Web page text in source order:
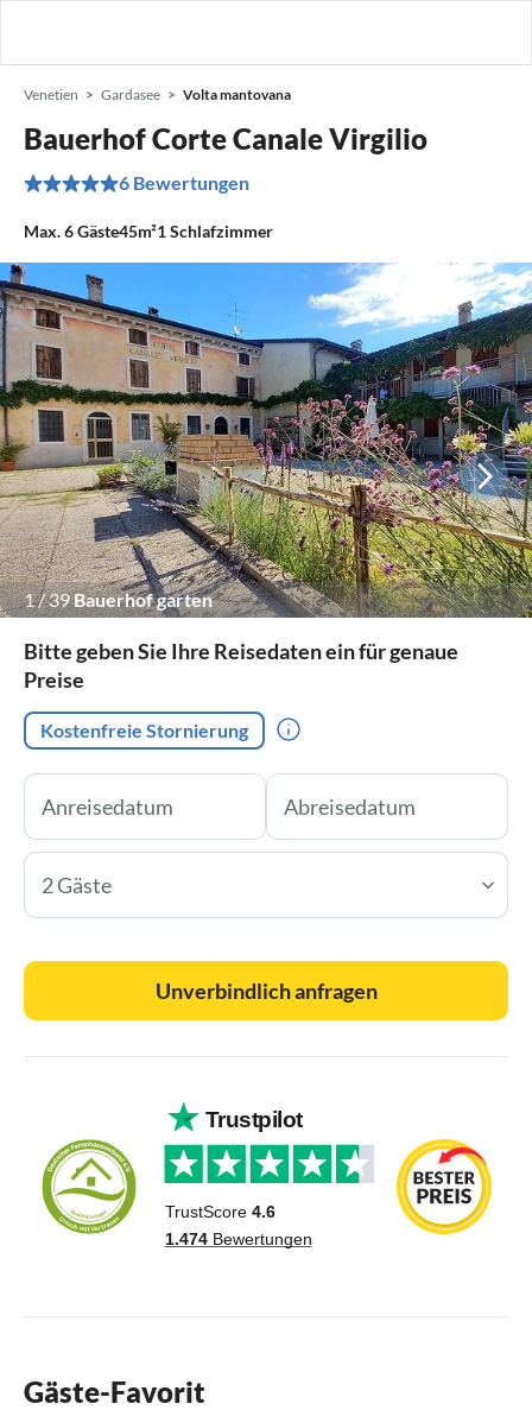
Venetien Gardasee Volta mantovana
Bauerhof Corte Canale Virgilio
6 Bewertungen
Max.6Gäste45m²1Schlafzimmer
1/39Bauerhof garten
Bitte geben Sie Ihre Reisedaten ein für genaue
Preise
Kostenfreie Stornierung
2 Gäste
Unverbindlich anfragen
Gäste-Favorit